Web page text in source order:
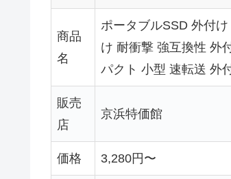
商品
名
ポータブルSSD 外付
け 耐衝撃 強互換性 外
パクト 小型 速転送 外
販売
店
京浜特価館
価格 3,280円〜